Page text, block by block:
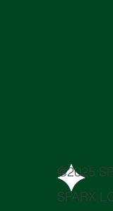
@2025
SPARX